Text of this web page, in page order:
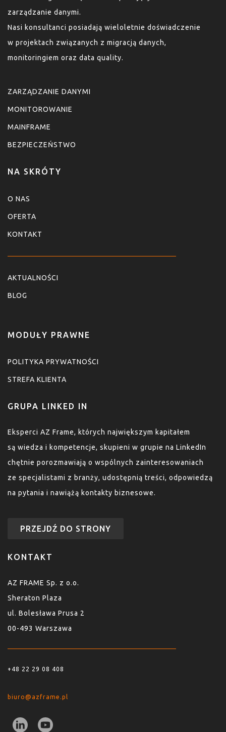
zarządzanie danymi.
Nasi konsultanci posiadają wieloletnie doświadczenie
w projektach związanych z migracją danych,
monitoringiem oraz data quality.
ZARZĄDZANIE DANYMI
MONITOROWANIE
MAINFRAME
BEZPIECZEŃSTWO
NA SKRÓTY
O NAS
OFERTA
KONTAKT
AKTUALNOŚCI
BLOG
MODUŁY PRAWNE
POLITYKA PRYWATNOŚCI
STREFA KLIENTA
GRUPA LINKED IN
Eksperci AZ Frame, których największym kapitałem
są wiedza i kompetencje, skupieni w grupie na LinkedIn
chętnie porozmawiają o wspólnych zainteresowaniach
ze specjalistami z branży, udostępnią treści, odpowiedzą
na pytania i nawiążą kontakty biznesowe.
PRZEJDŹ DO STRONY
KONTAKT
AZ FRAME Sp. z o.o.
Sheraton Plaza
ul. Bolesława Prusa 2
00-493 Warszawa
+48 22 29 08 408
biuro@azframe.pl